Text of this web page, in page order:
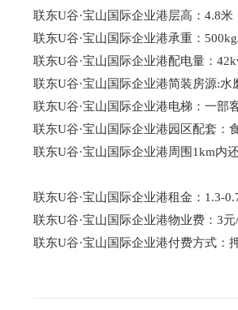
联东U谷·宝山国际企业港层高：4.8米
联东U谷·宝山国际企业港承重：
联东U谷·宝山国际企业港配电量：
联东U谷·宝山国际企业港简装房源:水
联东U谷·宝山国际企业港电梯：一部
联东U谷·宝山国际企业港园区配套：
联东U谷·宝山国际企业港周围1km内
联东U谷·宝山国际企业港租金：1.3-
联东U谷·宝山国际企业港物业费：3元
联东U谷·宝山国际企业港付费方式：